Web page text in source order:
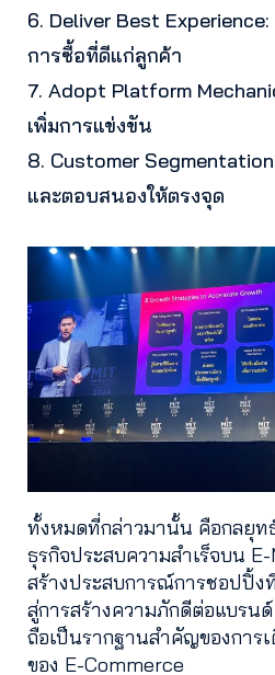
6. Deliver Best
การซื้อที่ดีแก่ลูกค้า
7. Adopt Platform
เพิ่มการแข่งขัน
8. Customer
และตอบสนองให้ตรงจุด
ทั้งหมดที่กล่าวมานั้น คือกลยุท
ธุรกิจประสบความสำเร็จบน
สร้างประสบการณ์การชอปปิ้ง
สู่การสร้างความภักดีต่อแบรน
ถือเป็นรากฐานสำคัญของการ
ของ E-Commerce